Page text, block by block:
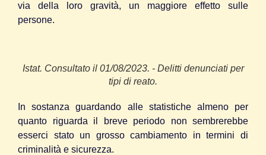
via della loro gravità, un maggiore effetto sulle
persone.
Istat. Consultato il 01/08/2023. - Delitti denunciati per
tipi di reato.
In sostanza guardando alle statistiche almeno per
quanto riguarda il breve periodo non sembrerebbe
esserci stato un grosso cambiamento in termini di
criminalità e sicurezza.